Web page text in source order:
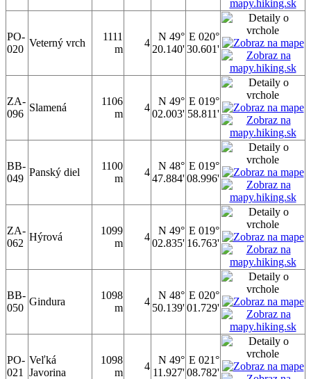
PO-
020
Veterný vrch
1111
m
4
N 49°
20.140'
E 020°
30.601'
ZA-
096
Slamená
1106
m
4
N 49°
02.003'
E 019°
58.811'
BB-
049
Panský diel
1100
m
4
N 48°
47.884'
E 019°
08.996'
ZA-
062
Hýrová
1099
m
4
N 49°
02.835'
E 019°
16.763'
BB-
050
Gindura
1098
m
4
N 48°
50.139'
E 020°
01.729'
PO-
021
Veľká
Javorina
1098
m
4
N 49°
11.927'
E 021°
08.782'